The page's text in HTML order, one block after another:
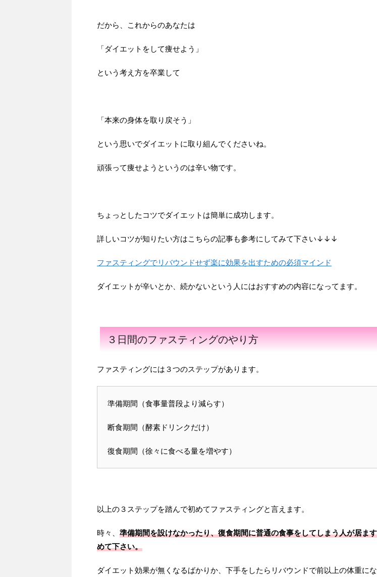
だから、これからのあなたは
「ダイエットをして痩せよう」
という考え方を卒業して
「本来の身体を取り戻そう」
という思いでダイエットに取り組んでくださいね。
頑張って痩せようというのは辛い物です。
ちょっとしたコツでダイエットは簡単に成功します。
詳しいコツが知りたい方はこちらの記事も参考にしてみて下さい↓↓↓
ファスティングでリバウンドせず楽に効果を出すための必須マインド
ダイエットが辛いとか、続かないという人にはおすすめの内容になってます。
３日間のファスティングのやり方
ファスティングには３つのステップがあります。
準備期間（食事量普段より減らす）
断食期間（酵素ドリンクだけ）
復食期間（徐々に食べる量を増やす）
以上の３ステップを踏んで初めてファスティングと言えます。
時々、 準備期間を設けなかったり、復食期間に普通の食事をしてしまう人が居ま
めて下さい。
ダイエット効果が無くなるばかりか、下手をしたらリバウンドで前以上の体重に